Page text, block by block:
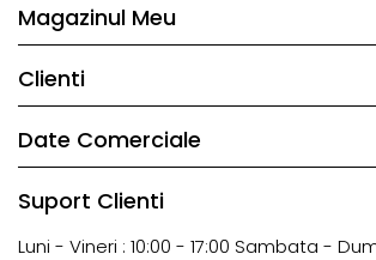
Magazinul Meu
Clienti
Date Comerciale
Suport Clienti
Luni - Vineri : 10:00 - 17:00 Sambata -